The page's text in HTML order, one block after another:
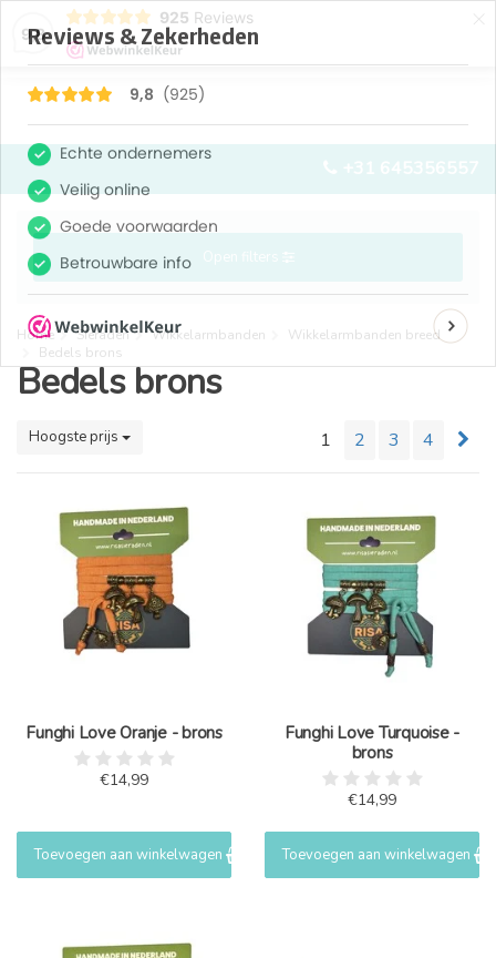
9,8
925 Reviews ×
+31 645356557
Open filters
Home Sieraden Wikkelarmbanden
Wikkelarmbanden breed
Bedels brons
Bedels brons
Hoogste prijs 1 2 3 4
Funghi Love Oranje - brons
€14,99
Toevoegen aan winkelwagen
Funghi Love Turquoise -
brons
€14,99
Toevoegen aan winkelwagen